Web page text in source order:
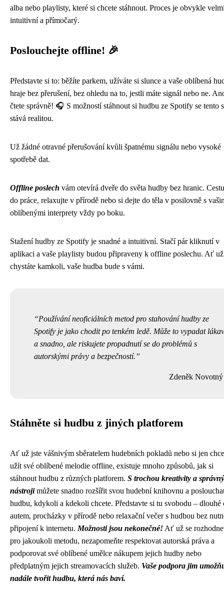
alba nebo playlisty, které si chcete stáhnout. Proces je obvykle
intuitivní a přímočarý.
Poslouchejte offline! 🎉
Představte si to: běžíte parkem, užíváte si slunce a vaše oblíbená
hraje bez přerušení, bez ohledu na to, jestli máte signál nebo ne.
čtete správně! 🎧 S možností stáhnout si hudbu ze Spotify se tento
stává realitou.
Už žádné otravné přerušování kvůli špatnému signálu nebo vysoké
spotřebě dat.
Offline poslech vám otevírá dveře do světa hudby bez hranic.
do práce, relaxujte v přírodě nebo si dejte do těla v posilovně s
oblíbenými interprety vždy po boku.
Stažení hudby ze Spotify je snadné a intuitivní. Stačí pár kliknutí v
aplikaci a vaše playlisty budou připraveny k offline poslechu. Ať už
chystáte kamkoli, vaše hudba bude s vámi.
Používání neoficiálních metod pro stahování hudby ze
Spotify je jako chodit po tenkém ledě. Může to vypadat
a snadno, ale riskujete propadnutí se do problémů s
autorskými právy a bezpečností.
Zdeněk Novotný
Stáhněte si hudbu z jiných platforem
Ať už jste vášnivým sběratelem hudebních pokladů nebo si jen
užít své oblíbené melodie offline, existuje mnoho způsobů, jak si
stáhnout hudbu z různých platforem. S trochou kreativity a
nástrojimůžete snadno rozšířit svou hudební knihovnu a
hudbu, kdykoli a kdekoli chcete. Představte si tu svobodu – dlouhé
autem, procházky v přírodě nebo relaxační večer s hudbou bez
připojení k internetu. Možnosti jsou nekonečné! Ať už se
pro jakoukoli metodu, nezapomeňte respektovat autorská práva a
podporovat své oblíbené umělce nákupem jejich hudby nebo
předplatným jejich streamovacích služeb. Vaše podpora jim
nadále tvořit hudbu, která nás baví.